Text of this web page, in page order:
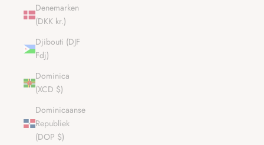
Denemarken
(DKK kr.)
Djibouti (DJF
Fdj)
Dominica
(XCD $)
Dominicaanse
Republiek
(DOP $)